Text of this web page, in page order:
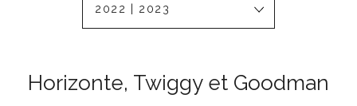
2022 | 2023
Horizonte, Twiggy et Goodman